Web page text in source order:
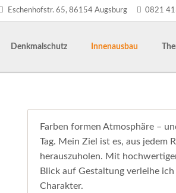
Eschenhofstr. 65, 86154 Augsburg 0821
Denkmalschutz Innenausbau
Die5 - Der
Dachgeschossausbau
Farben formen Atmosphäre –
Tag. Mein Ziel ist es, aus jedem
herauszuholen. Mit
Blick auf Gestaltung verleihe
Charakter.